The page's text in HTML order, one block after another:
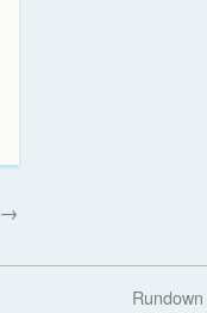
→
Rundown